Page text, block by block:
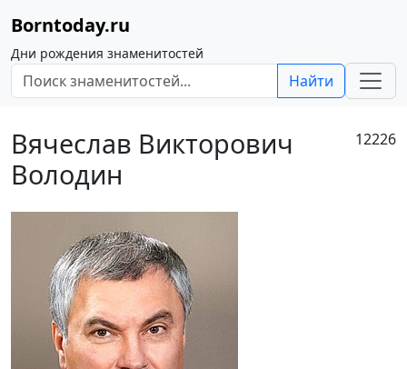
Borntoday.ru
Дни рождения знаменитостей
Найти
Вячеслав Викторович
Володин
12226